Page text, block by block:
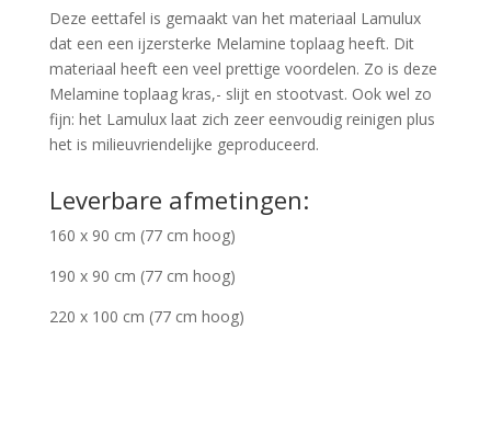
Deze eettafel is gemaakt van het materiaal Lamulux
dat een een ijzersterke Melamine toplaag heeft. Dit
materiaal heeft een veel prettige voordelen. Zo is deze
Melamine toplaag kras,- slijt en stootvast. Ook wel zo
fijn: het Lamulux laat zich zeer eenvoudig reinigen plus
het is milieuvriendelijke geproduceerd.
Leverbare afmetingen:
160 x 90 cm (77 cm hoog)
190 x 90 cm (77 cm hoog)
220 x 100 cm (77 cm hoog)